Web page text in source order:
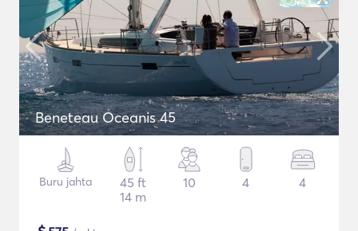
Beneteau Oceanis 45
Buru jahta
45 ft
14 m
10 4 4